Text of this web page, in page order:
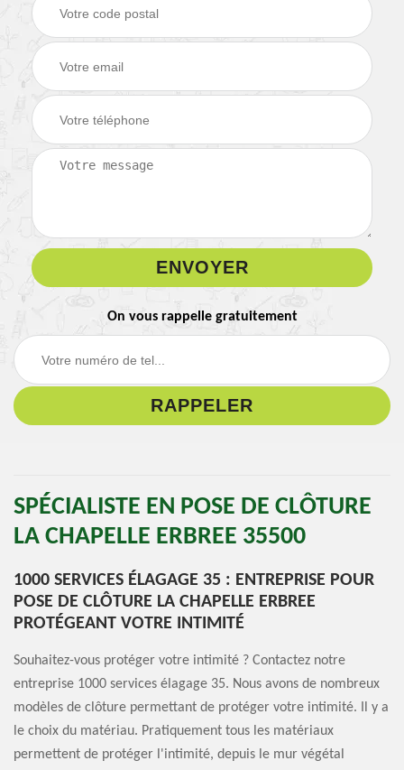
On vous rappelle gratuitement
SPÉCIALISTE EN POSE DE CLÔTURE
LA CHAPELLE ERBREE 35500
1000 SERVICES ÉLAGAGE 35 : ENTREPRISE POUR
POSE DE CLÔTURE LA CHAPELLE ERBREE
PROTÉGEANT VOTRE INTIMITÉ
Souhaitez-vous protéger votre intimité ? Contactez notre
entreprise 1000 services élagage 35. Nous avons de nombreux
modèles de clôture permettant de protéger votre intimité. Il y a
le choix du matériau. Pratiquement tous les matériaux
permettent de protéger l'intimité, depuis le mur végétal